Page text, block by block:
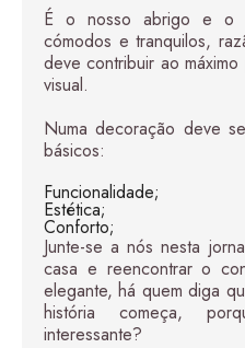
Brisa Azul
48,00€ – 204,00
É o nosso abrigo e o
cómodos e tranquilos,
deve contribuir ao
visual.
Numa decoração deve
básicos:
Funcionalidade;
Estética;
Conforto;
Junte-se a nós nesta
casa e reencontrar o
elegante, há quem diga
história começa,
interessante?